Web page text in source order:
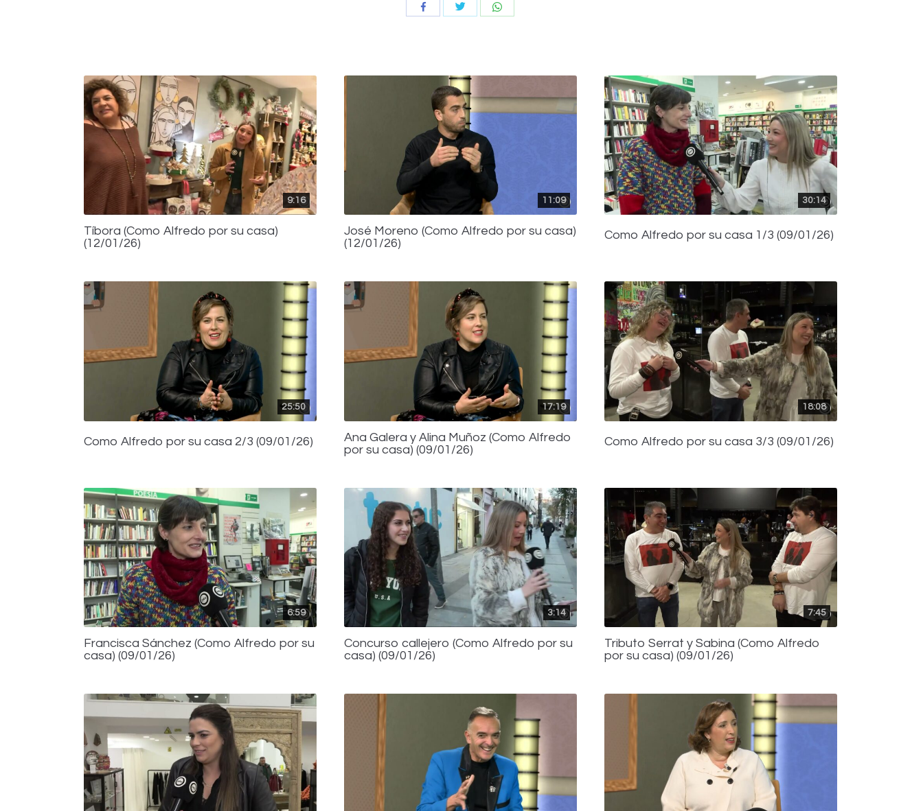
CompartirCompartir
9:16
Tíbora (Como Alfredo por su casa)
(12/01/26)
11:09
José Moreno (Como Alfredo por su casa)
(12/01/26)
30:14
Como Alfredo por su casa 1/3 (09/01/26)
25:50
Como Alfredo por su casa 2/3 (09/01/26)
17:19
Ana Galera y Alina Muñoz (Como Alfredo
por su casa) (09/01/26)
18:08
Como Alfredo por su casa 3/3 (09/01/26)
6:59
Francisca Sánchez (Como Alfredo por su
casa) (09/01/26)
3:14
Concurso callejero (Como Alfredo por su
casa) (09/01/26)
7:45
Tributo Serrat y Sabina (Como Alfredo
por su casa) (09/01/26)